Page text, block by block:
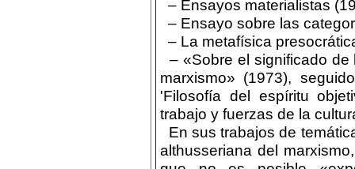
– Ensayos materialistas
– Ensayo sobre las
– La metafísica
– «Sobre el significado
marxismo» (1973),
'Filosofía del espíritu
trabajo y fuerzas de la
En sus trabajos de
althusseriana del